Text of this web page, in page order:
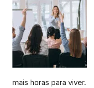
mais horas para viver.